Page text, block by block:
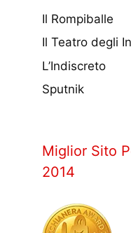
Il Rompiballe
Il Teatro degli
L’Indiscreto
Sputnik
Miglior Sito
2014